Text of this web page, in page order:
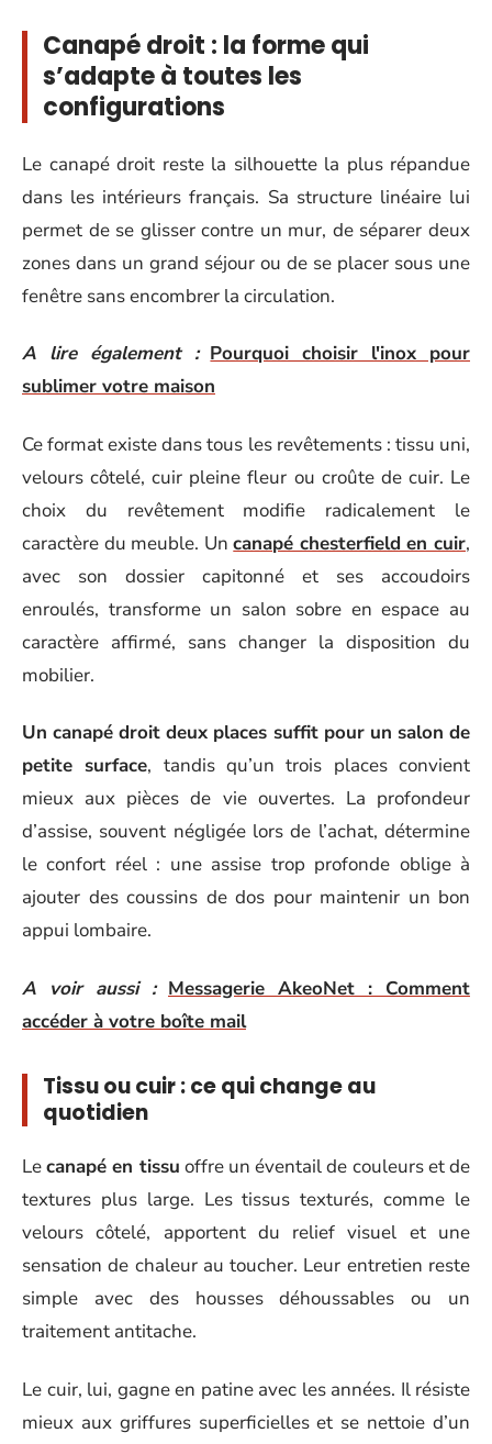
Canapé droit : la forme qui
s’adapte à toutes les
configurations
Le canapé droit reste la silhouette la plus répandue
dans les intérieurs français. Sa structure linéaire lui
permet de se glisser contre un mur, de séparer deux
zones dans un grand séjour ou de se placer sous une
fenêtre sans encombrer la circulation.
A lire également : Pourquoi choisir l'inox pour
sublimer votre maison
Ce format existe dans tous les revêtements : tissu uni,
velours côtelé, cuir pleine fleur ou croûte de cuir. Le
choix du revêtement modifie radicalement le
caractère du meuble. Uncanapé chesterfield en cuir,
avec son dossier capitonné et ses accoudoirs
enroulés, transforme un salon sobre en espace au
caractère affirmé, sans changer la disposition du
mobilier.
Un canapé droit deux places suffit pour un salon de
petite surface, tandis qu’un trois places convient
mieux aux pièces de vie ouvertes. La profondeur
d’assise, souvent négligée lors de l’achat, détermine
le confort réel : une assise trop profonde oblige à
ajouter des coussins de dos pour maintenir un bon
appui lombaire.
A voir aussi : Messagerie AkeoNet : Comment
accéder à votre boîte mail
Tissu ou cuir : ce qui change au
quotidien
Lecanapé en tissu offre un éventail de couleurs et de
textures plus large. Les tissus texturés, comme le
velours côtelé, apportent du relief visuel et une
sensation de chaleur au toucher. Leur entretien reste
simple avec des housses déhoussables ou un
traitement antitache.
Le cuir, lui, gagne en patine avec les années. Il résiste
mieux aux griffures superficielles et se nettoie d’un